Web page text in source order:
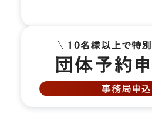
1番街商店街を抜けて大通りに
がります。